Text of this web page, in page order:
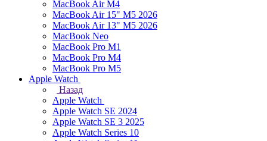
MacBook Air M4
MacBook Air 15" М5 2026
MacBook Air 13" М5 2026
MacBook Neo
MacBook Pro M1
MacBook Pro M4
MacBook Pro M5
Apple Watch
Назад
Apple Watch
Apple Watch SE 2024
Apple Watch SE 3 2025
Apple Watch Series 10